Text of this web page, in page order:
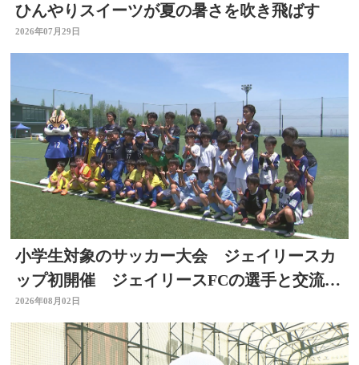
ひんやりスイーツが夏の暑さを吹き飛ばす
2026年07月29日
小学生対象のサッカー大会 ジェイリースカ
ップ初開催 ジェイリースFCの選手と交流
も 大分
2026年08月02日